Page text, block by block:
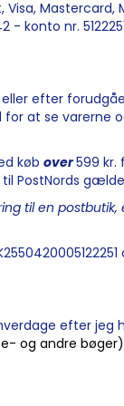
Mastercard,
konto nr.
efter
for at se
køb over599 kr.
PostNords
til en
efter jeg
og andre